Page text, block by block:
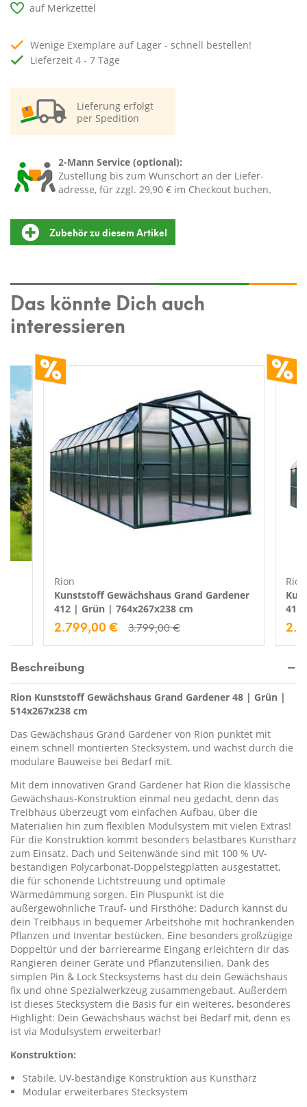
auf Merkzettel
Wenige Exemplare auf Lager - schnell bestellen!
Lieferzeit 4 - 7 Tage
Lieferung erfolgt
per Spedition
2-Mann Service (optional):
Zustellung bis zum Wunschort an der Liefer-
adresse, für zzgl. 29,90 € im Checkout buchen.
Zubehör zu diesem Artikel
Das könnte Dich auch
interessieren
Rion
Kunststoff Gewächshaus Grand Gardener
412 | Grün | 764x267x238 cm
2.799,00 € 3.799,00 €
Rion
410
Beschreibung
Rion Kunststoff Gewächshaus Grand Gardener 48 | Grün |
514x267x238 cm
Das Gewächshaus Grand Gardener von Rion punktet mit
einem schnell montierten Stecksystem, und wächst durch die
modulare Bauweise bei Bedarf mit.
Mit dem innovativen Grand Gardener hat Rion die klassische
Gewächshaus-Konstruktion einmal neu gedacht, denn das
Treibhaus überzeugt vom einfachen Aufbau, über die
Materialien hin zum flexiblen Modulsystem mit vielen Extras!
Für die Konstruktion kommt besonders belastbares Kunstharz
zum Einsatz. Dach und Seitenwände sind mit 100 % UV-
beständigen Polycarbonat-Doppelstegplatten ausgestattet,
die für schonende Lichtstreuung und optimale
Wärmedämmung sorgen. Ein Pluspunkt ist die
außergewöhnliche Trauf- und Firsthöhe: Dadurch kannst du
dein Treibhaus in bequemer Arbeitshöhe mit hochrankenden
Pflanzen und Inventar bestücken. Eine besonders großzügige
Doppeltür und der barrierearme Eingang erleichtern dir das
Rangieren deiner Geräte und Pflanzutensilien. Dank des
simplen Pin & Lock Stecksystems hast du dein Gewächshaus
fix und ohne Spezialwerkzeug zusammengebaut. Außerdem
ist dieses Stecksystem die Basis für ein weiteres, besonderes
Highlight: Dein Gewächshaus wächst bei Bedarf mit, denn es
ist via Modulsystem erweiterbar!
Konstruktion:
Stabile, UV-beständige Konstruktion aus Kunstharz
Modular erweiterbares Stecksystem